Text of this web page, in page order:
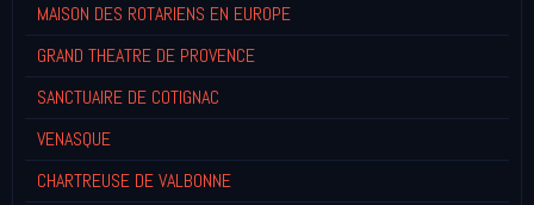
MAISON DES ROTARIENS EN EUROPE
GRAND THEATRE DE PROVENCE
SANCTUAIRE DE COTIGNAC
VENASQUE
CHARTREUSE DE VALBONNE